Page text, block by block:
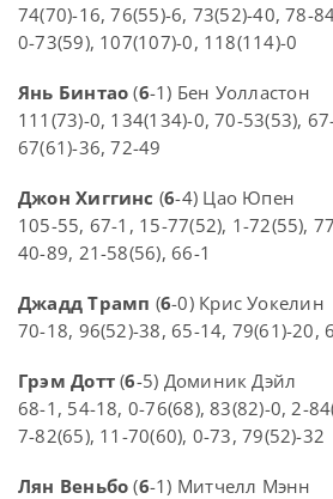
74(70)-16, 76(55)-6, 73(52)-40, 78-
0-73(59), 107(107)-0, 118(114)-0
Янь Бинтао (6-1) Бен Уолластон
111(73)-0, 134(134)-0, 70-53(53),
67(61)-36, 72-49
Джон Хиггинс (6-4) Цао Юпен
105-55, 67-1, 15-77(52), 1-72(55),
40-89, 21-58(56), 66-1
Джадд Трамп (6-0) Крис Уокелин
70-18, 96(52)-38, 65-14, 79(61)-20,
Грэм Дотт (6-5) Доминик Дэйл
68-1, 54-18, 0-76(68), 83(82)-0, 2-
7-82(65), 11-70(60), 0-73, 79(52)-32
Лян Веньбо (6-1) Митчелл Мэнн